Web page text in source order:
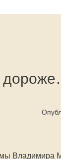
Владимира